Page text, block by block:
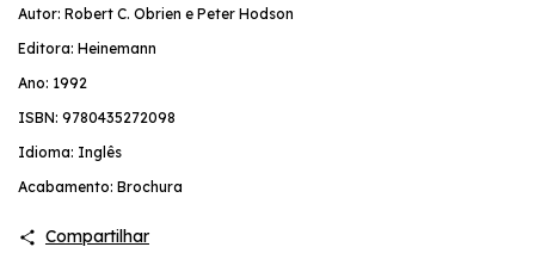
Autor: Robert C. Obrien e Peter Hodson
Editora: Heinemann
Ano: 1992
ISBN: 9780435272098
Idioma: Inglês
Acabamento: Brochura
Compartilhar